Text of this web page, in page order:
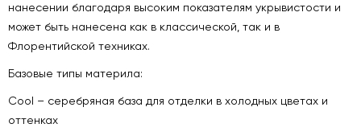
нанесении благодаря высоким показателям укрывистости и
может быть нанесена как в классической, так и в
Флорентийской техниках.
Базовые типы материла:
Cool – серебряная база для отделки в холодных цветах и
оттенках